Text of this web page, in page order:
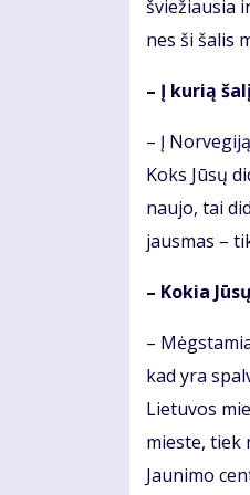
šviežiausia
nes ši šalis
– Į kurią
– Į
Koks Jūsų
naujo, tai
jausmas –
– Kokia
–
kad yra
Lietuvos
mieste, tiek
Jaunimo